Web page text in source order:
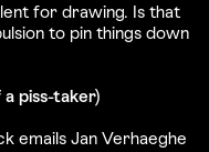
for drawing. Is that
to pin things down
a piss-taker)
emails Jan Verhaeghe